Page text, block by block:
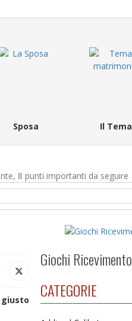
Sposa Il Tema
8 punti importanti da seguire
Giochi Ricevimento
CATEGORIE